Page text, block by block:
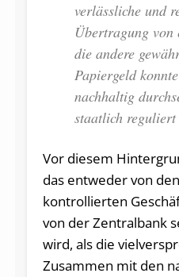
verlässliche und
Übertragung
die andere
Papiergeld
nachhaltig
staatlich
Vor diesem
das entweder von
kontrollierten
von der Zentralbank
wird, als die
Zusammen mit den